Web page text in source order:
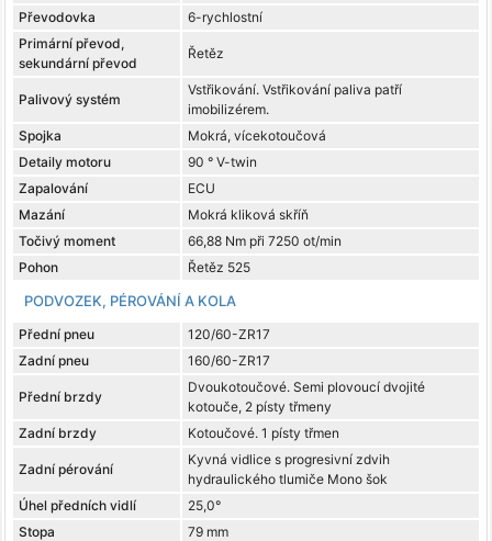
Převodovka
6-rychlostní
Primární převod,
sekundární převod
Řetěz
Palivový systém
Vstřikování. Vstřikování paliva patří
imobilizérem.
Spojka
Mokrá, vícekotoučová
Detaily motoru
90 ° V-twin
Zapalování
ECU
Mazání
Mokrá kliková skříň
Točivý moment
66,88 Nm při 7250 ot/min
Pohon
Řetěz 525
PODVOZEK, PÉROVÁNÍ A KOLA
Přední pneu
120/60-ZR17
Zadní pneu
160/60-ZR17
Přední brzdy
Dvoukotoučové. Semi plovoucí dvojité
kotouče, 2 písty třmeny
Zadní brzdy
Kotoučové. 1 písty třmen
Zadní pérování
Kyvná vidlice s progresivní zdvih
hydraulického tlumiče Mono šok
Úhel předních vidlí
25,0°
Stopa
79 mm